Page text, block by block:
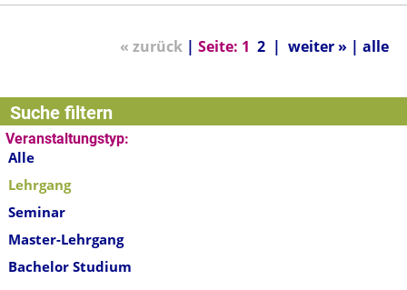
« zurück | Seite: 1 2 | weiter » | alle
Suche filtern
Veranstaltungstyp:
Alle
Lehrgang
Seminar
Master-Lehrgang
Bachelor Studium